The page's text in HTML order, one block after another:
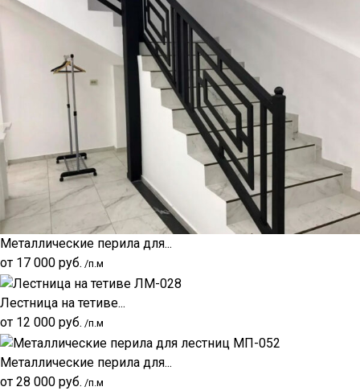
Металлические перила для...
от 17 000 руб. /п.м
Лестница на тетиве...
от 12 000 руб. /п.м
Металлические перила для...
от 28 000 руб. /п.м